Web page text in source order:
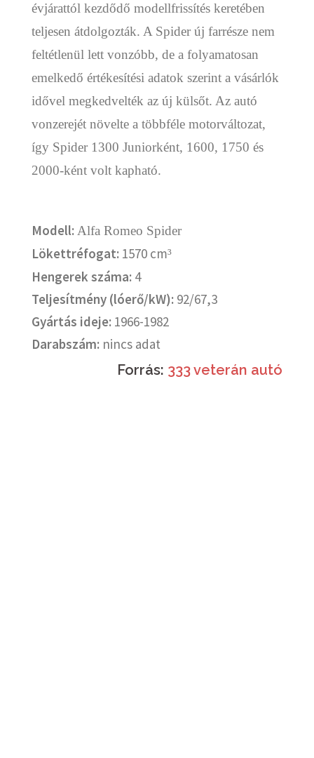
évjárattól kezdődő modellfrissítés keretében
teljesen átdolgozták. A Spider új farrésze nem
feltétlenül lett vonzóbb, de a folyamatosan
emelkedő értékesítési adatok szerint a vásárlók
idővel megkedvelték az új külsőt. Az autó
vonzerejét növelte a többféle motorváltozat,
így Spider 1300 Juniorként, 1600, 1750 és
2000-ként volt kapható.
Modell: Alfa Romeo Spider
Lökettréfogat: 1570 cm³
Hengerek száma: 4
Teljesítmény (lóerő/kW): 92/67,3
Gyártás ideje: 1966-1982
Darabszám: nincs adat
Forrás: 333 veterán autó